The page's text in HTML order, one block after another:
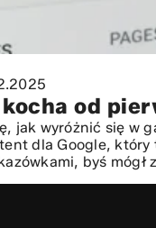
od
jak wyróżnić się w
dla Google,
byś mógł